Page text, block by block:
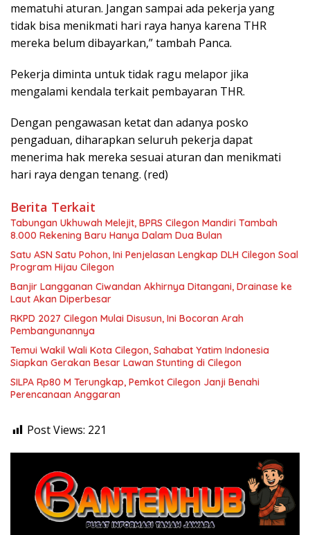
mematuhi aturan. Jangan sampai ada pekerja yang
tidak bisa menikmati hari raya hanya karena THR
mereka belum dibayarkan,” tambah Panca.
Pekerja diminta untuk tidak ragu melapor jika
mengalami kendala terkait pembayaran THR.
Dengan pengawasan ketat dan adanya posko
pengaduan, diharapkan seluruh pekerja dapat
menerima hak mereka sesuai aturan dan menikmati
hari raya dengan tenang. (red)
Berita Terkait
Tabungan Ukhuwah Melejit, BPRS Cilegon Mandiri Tambah
8.000 Rekening Baru Hanya Dalam Dua Bulan
Satu ASN Satu Pohon, Ini Penjelasan Lengkap DLH Cilegon Soal
Program Hijau Cilegon
Banjir Langganan Ciwandan Akhirnya Ditangani, Drainase ke
Laut Akan Diperbesar
RKPD 2027 Cilegon Mulai Disusun, Ini Bocoran Arah
Pembangunannya
Temui Wakil Wali Kota Cilegon, Sahabat Yatim Indonesia
Siapkan Gerakan Besar Lawan Stunting di Cilegon
SILPA Rp80 M Terungkap, Pemkot Cilegon Janji Benahi
Perencanaan Anggaran
Post Views: 221